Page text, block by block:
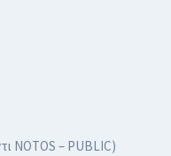
NOTOS – PUBLIC)